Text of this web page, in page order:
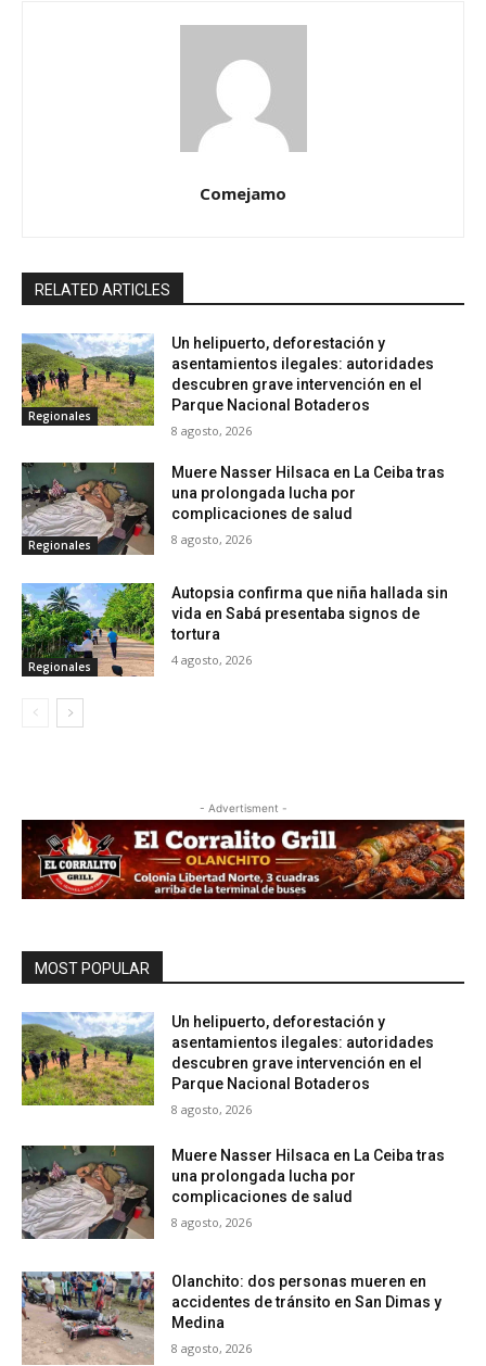
Comejamo
RELATED ARTICLES
Regionales
Un helipuerto, deforestación y
asentamientos ilegales: autoridades
descubren grave intervención en el
Parque Nacional Botaderos
8 agosto, 2026
Regionales
Muere Nasser Hilsaca en La Ceiba tras
una prolongada lucha por
complicaciones de salud
8 agosto, 2026
Regionales
Autopsia confirma que niña hallada sin
vida en Sabá presentaba signos de
tortura
4 agosto, 2026
- Advertisment -
MOST POPULAR
Un helipuerto, deforestación y
asentamientos ilegales: autoridades
descubren grave intervención en el
Parque Nacional Botaderos
8 agosto, 2026
Muere Nasser Hilsaca en La Ceiba tras
una prolongada lucha por
complicaciones de salud
8 agosto, 2026
Olanchito: dos personas mueren en
accidentes de tránsito en San Dimas y
Medina
8 agosto, 2026